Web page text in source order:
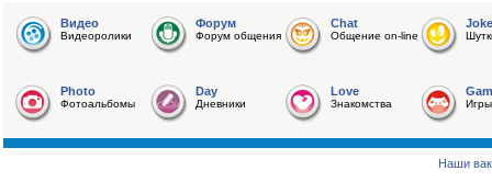
Видео
Видеоролики
Форум
Форум общения
Chat
Общение on-line
Joke
Photo
Фотоальбомы
Day
Дневники
Love
Знакомства Игры
Наши